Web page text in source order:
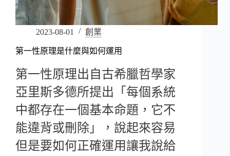
2023-08-01 創業
第一性原理是什麼與如何運用
第一性原理出自古希臘哲學家
亞里斯多德所提出「每個系統
中都存在一個基本命題，它不
能違背或刪除」，說起來容易
但是要如何正確運用讓我說給